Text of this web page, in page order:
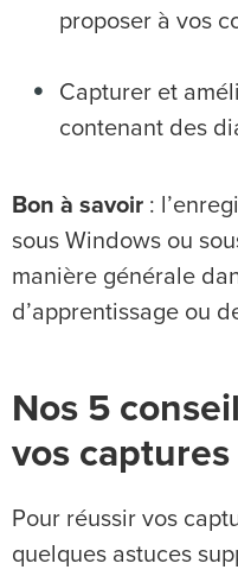
proposer à vos
Capturer et
contenant des
Bon à savoir :
sous Windows ou
manière générale
d’apprentissage ou
Nos 5
vos captures
Pour réussir vos
quelques astuces